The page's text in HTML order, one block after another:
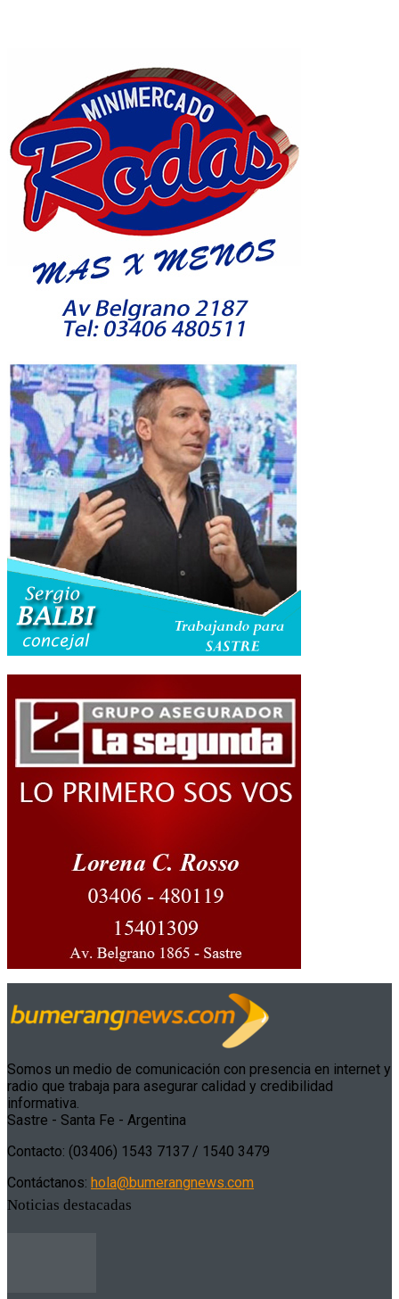
Somos un medio de comunicación con presencia en internet y
radio que trabaja para asegurar calidad y credibilidad
informativa.
Sastre - Santa Fe - Argentina
Contacto: (03406) 1543 7137 / 1540 3479
Contáctanos: hola@bumerangnews.com
Noticias destacadas